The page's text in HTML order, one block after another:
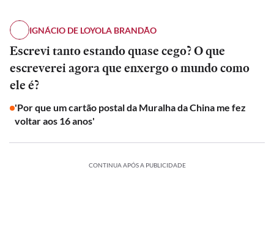
IGNÁCIO DE LOYOLA BRANDÃO
Escrevi tanto estando quase cego? O que
escreverei agora que enxergo o mundo como
ele é?
'Por que um cartão postal da Muralha da China me fez
voltar aos 16 anos'
CONTINUA APÓS A PUBLICIDADE